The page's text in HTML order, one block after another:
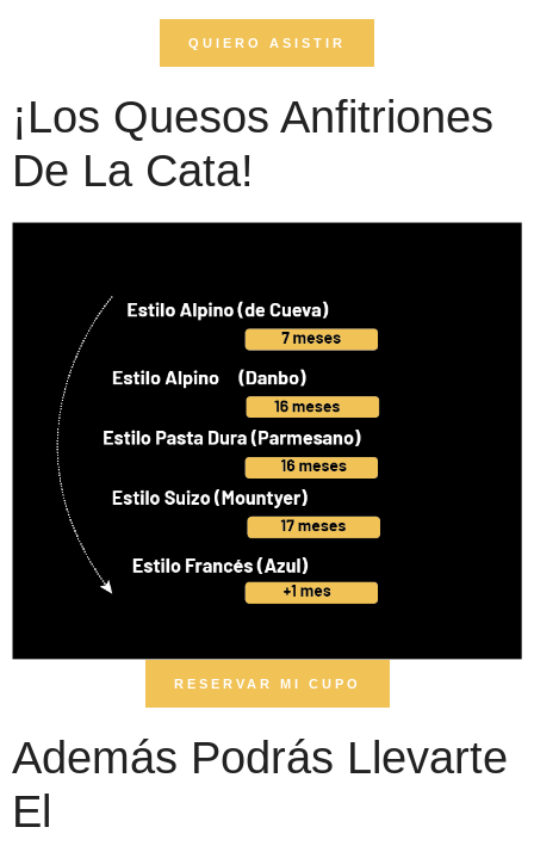
QUIERO ASISTIR
¡Los Quesos Anfitriones
De La Cata!
RESERVAR MI CUPO
Además Podrás Llevarte
El